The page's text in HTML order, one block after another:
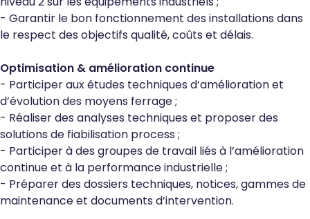
- Garantir le bon fonctionnement des installations dans
le respect des objectifs qualité, coûts et délais.
Optimisation & amélioration continue
- Participer aux études techniques d’amélioration et
d’évolution des moyens ferrage ;
- Réaliser des analyses techniques et proposer des
solutions de fiabilisation process ;
- Participer à des groupes de travail liés à l’amélioration
continue et à la performance industrielle ;
- Préparer des dossiers techniques, notices, gammes de
maintenance et documents d’intervention.